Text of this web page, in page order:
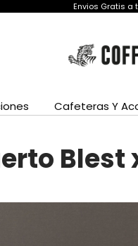
Envios Gratis a
Cafeteras Y
Blest